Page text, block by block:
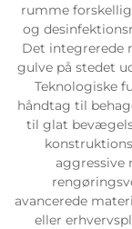
rumme
og
Det integrerede
gulve på stedet
Teknologiske
håndtag til
til glat
aggressive
avancerede
eller